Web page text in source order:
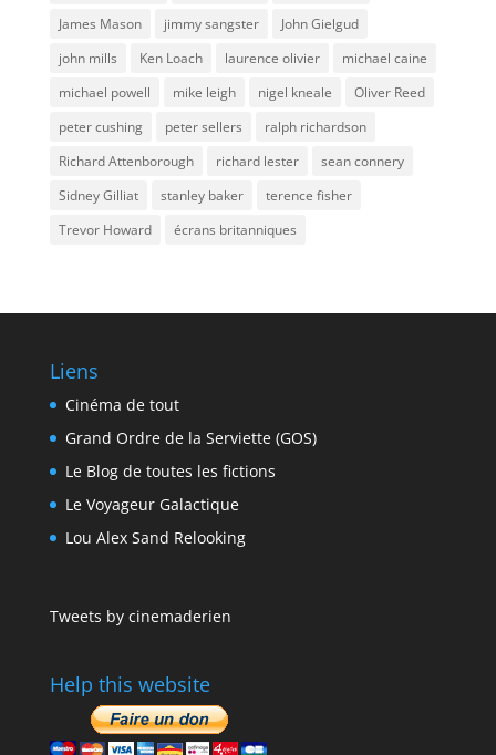
James Mason
jimmy sangster
John Gielgud
john mills
Ken Loach laurence olivier
michael caine
michael powell
mike leigh nigel kneale
Oliver Reed
peter cushing
peter sellers
ralph richardson
Richard Attenborough
richard lester
sean connery
Sidney Gilliat
stanley baker
terence fisher
Trevor Howard
écrans britanniques
Liens
Cinéma de tout
Grand Ordre de la Serviette (GOS)
Le Blog de toutes les fictions
Le Voyageur Galactique
Lou Alex Sand Relooking
Tweets by cinemaderien
Help this website